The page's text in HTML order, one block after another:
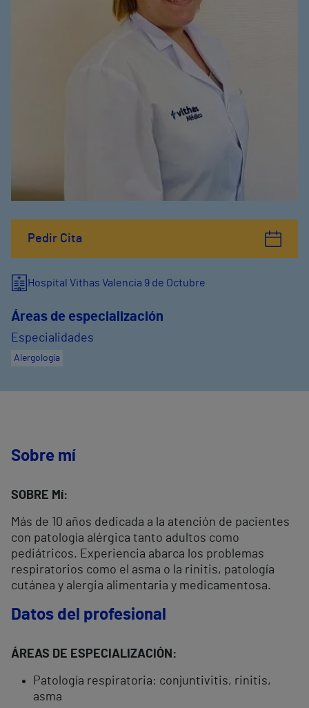
Pedir Cita
Hospital Vithas Valencia 9 de Octubre
Áreas de especialización
Especialidades
Alergología
Sobre mí
SOBRE Mí:
Más de 10 años dedicada a la atención de pacientes
con patología alérgica tanto adultos como
pediátricos. Experiencia abarca los problemas
respiratorios como el asma o la rinitis, patología
cutánea y alergia alimentaria y medicamentosa.
Datos del profesional
ÁREAS DE ESPECIALIZACIÓN:
Patología respiratoria: conjuntivitis, rinitis,
asma